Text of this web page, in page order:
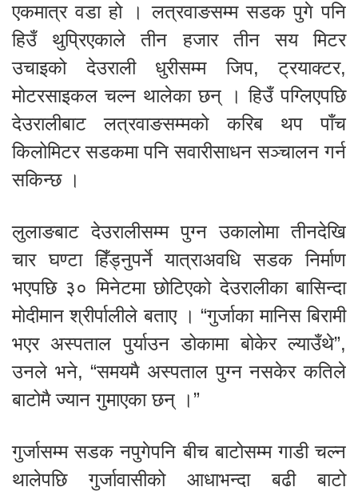
एकमात्र वडा हो । लत्रवाङसम्म सडक पुगे पनि
हिउँ थुप्रिएकाले तीन हजार तीन सय मिटर
उचाइको देउराली धुरीसम्म जिप, ट्रयाक्टर,
मोटरसाइकल चल्न थालेका छन् । हिउँ पग्लिएपछि
देउरालीबाट लत्रवाङसम्मको करिब थप पाँच
किलोमिटर सडकमा पनि सवारीसाधन सञ्चालन गर्न
सकिन्छ ।
लुलाङबाट देउरालीसम्म पुग्न उकालोमा तीनदेखि
चार घण्टा हिँड्नुपर्ने यात्राअवधि सडक निर्माण
भएपछि ३० मिनेटमा छोटिएको देउरालीका बासिन्दा
मोदीमान श्रीर्पालीले बताए । “गुर्जाका मानिस बिरामी
भएर अस्पताल पुर्याउन डोकामा बोकेर ल्याउँथे”,
उनले भने, “समयमै अस्पताल पुग्न नसकेर कतिले
बाटोमै ज्यान गुमाएका छन् ।”
गुर्जासम्म सडक नपुगेपनि बीच बाटोसम्म गाडी चल्न
थालेपछि गुर्जावासीको आधाभन्दा बढी बाटो